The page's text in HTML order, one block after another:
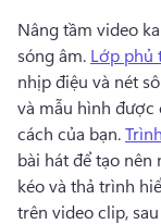
Nâng tầm video
sóng âm. Lớp phủ
nhịp điệu và nét
và mẫu hình được
cách của bạn.
bài hát để tạo nên
kéo và thả trình
trên video clip,